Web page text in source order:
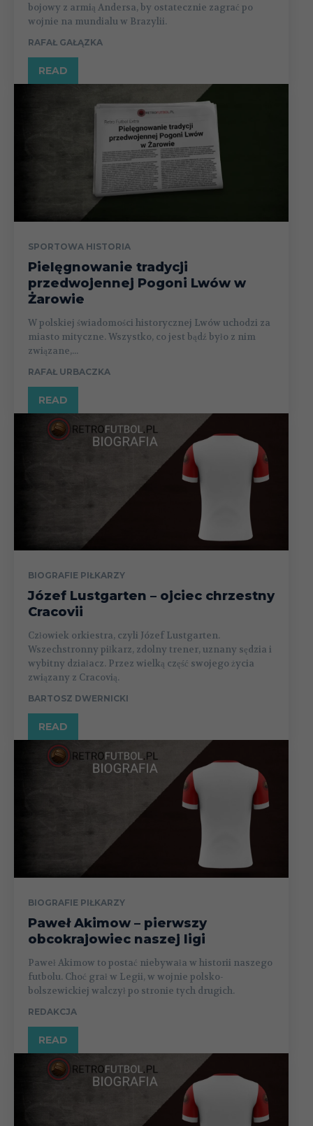
bojowy z armią Andersa, by ostatecznie zagrać po
wojnie na mundialu w Brazylii.
RAFAŁ GAŁĄZKA
READ
SPORTOWA HISTORIA
Pielęgnowanie tradycji
przedwojennej Pogoni Lwów w
Żarowie
W polskiej świadomości historycznej Lwów uchodzi za
miasto mityczne. Wszystko, co jest bądź było z nim
związane,...
RAFAŁ URBACZKA
READ
BIOGRAFIE PIŁKARZY
Józef Lustgarten – ojciec chrzestny
Cracovii
Człowiek orkiestra, czyli Józef Lustgarten.
Wszechstronny piłkarz, zdolny trener, uznany sędzia i
wybitny działacz. Przez wielką część swojego życia
związany z Cracovią.
BARTOSZ DWERNICKI
READ
BIOGRAFIE PIŁKARZY
Paweł Akimow – pierwszy
obcokrajowiec naszej ligi
Paweł Akimow to postać niebywała w historii naszego
futbolu. Choć grał w Legii, w wojnie polsko-
bolszewickiej walczył po stronie tych drugich.
REDAKCJA
READ